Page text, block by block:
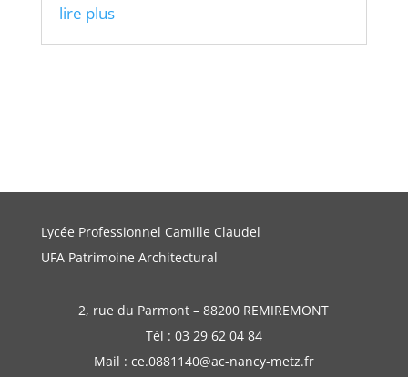
lire plus
Lycée Professionnel Camille Claudel
UFA Patrimoine Architectural
2, rue du Parmont – 88200 REMIREMONT
Tél : 03 29 62 04 84
Mail : ce.0881140@ac-nancy-metz.fr